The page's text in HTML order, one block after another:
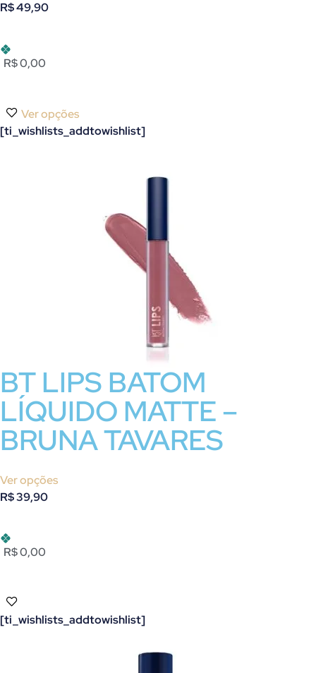
R$49,90
R$ 0,00
Ver opções
[ti_wishlists_addtowishlist]
BT LIPS BATOM
LÍQUIDO MATTE –
BRUNA TAVARES
Ver opções
R$39,90
R$ 0,00
[ti_wishlists_addtowishlist]